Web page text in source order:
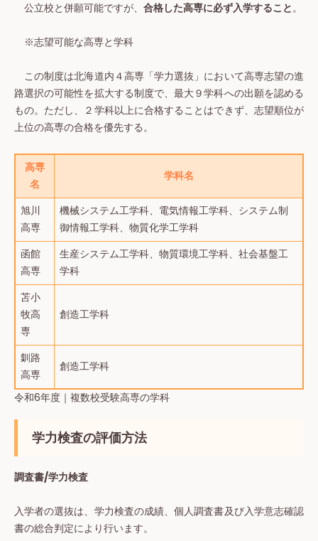
公立校と併願可能ですが、 合格した高専に必ず入学すること。
※志望可能な高専と学科
この制度は北海道内４高専「学力選抜」において高専志望の進
路選択の可能性を拡大する制度で、最大９学科への出願を認める
もの。ただし、２学科以上に合格することはできず、志望順位が
上位の高専の合格を優先する。
高専
名
学科名
旭川
高専
機械システム工学科、電気情報工学科、システム制
御情報工学科、物質化学工学科
函館
高専
生産システム工学科、物質環境工学科、社会基盤工
学科
苫小
牧高
専
創造工学科
釧路
高専
創造工学科
令和6年度｜複数校受験高専の学科
学力検査の評価方法
調査書/学力検査
入学者の選抜は、学力検査の成績、個人調査書及び入学意志確認
書の総合判定により行います。